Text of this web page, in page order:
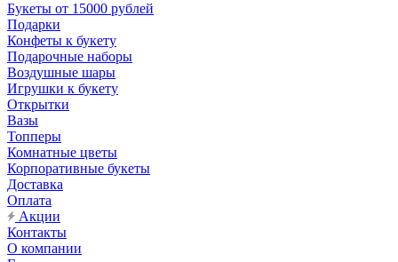
Букеты от 15000 рублей
Подарки
Конфеты к букету
Подарочные наборы
Воздушные шары
Игрушки к букету
Открытки
Вазы
Топперы
Комнатные цветы
Корпоративные букеты
Доставка
Оплата
Акции
Контакты
О компании